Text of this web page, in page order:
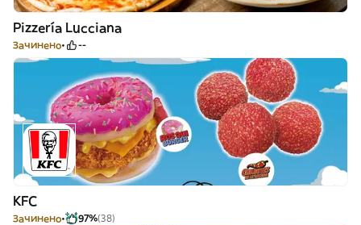
Pizzería Lucciana
Зачинено --
KFC
Зачинено 97%(38)